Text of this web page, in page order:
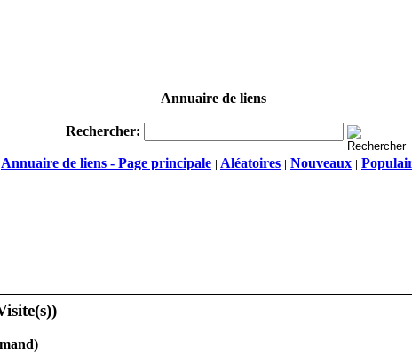
Annuaire de liens
Rechercher:
Annuaire de liens - Page principale | Aléatoires | Nouveaux |